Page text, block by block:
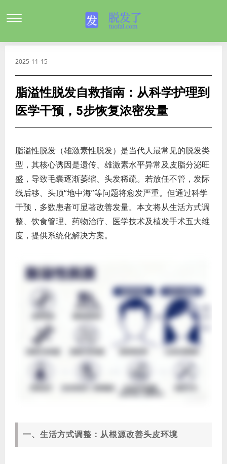
2025-11-15
脂溢性脱发自救指南：从科学护理到
医学干预，5步恢复浓密发量
脂溢性脱发（雄激素性脱发）是当代人最常见的脱发类
型，其核心诱因是遗传、雄激素水平异常及皮脂分泌旺
盛，导致毛囊逐渐萎缩、头发稀疏。若放任不管，发际
线后移、头顶“地中海”等问题将愈发严重。但通过科学
干预，多数患者可显著改善发量。本文将从生活方式调
整、饮食管理、药物治疗、医学技术及植发手术五大维
度，提供系统化解决方案。
一、生活方式调整：从根源改善头皮环境